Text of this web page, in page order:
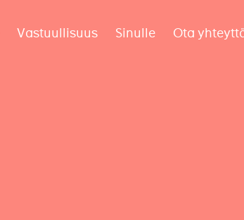
Vastuullisuus Sinulle Ota